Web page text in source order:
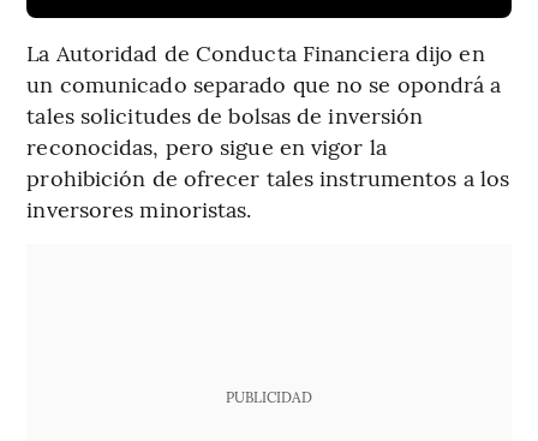
La Autoridad de Conducta Financiera dijo en
un comunicado separado que no se opondrá a
tales solicitudes de bolsas de inversión
reconocidas, pero sigue en vigor la
prohibición de ofrecer tales instrumentos a los
inversores minoristas.
PUBLICIDAD